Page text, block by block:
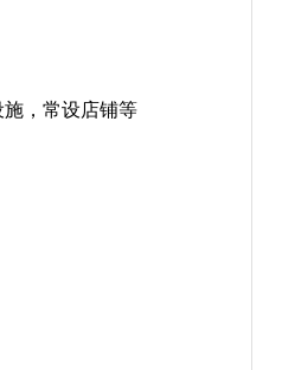
，常设店铺等